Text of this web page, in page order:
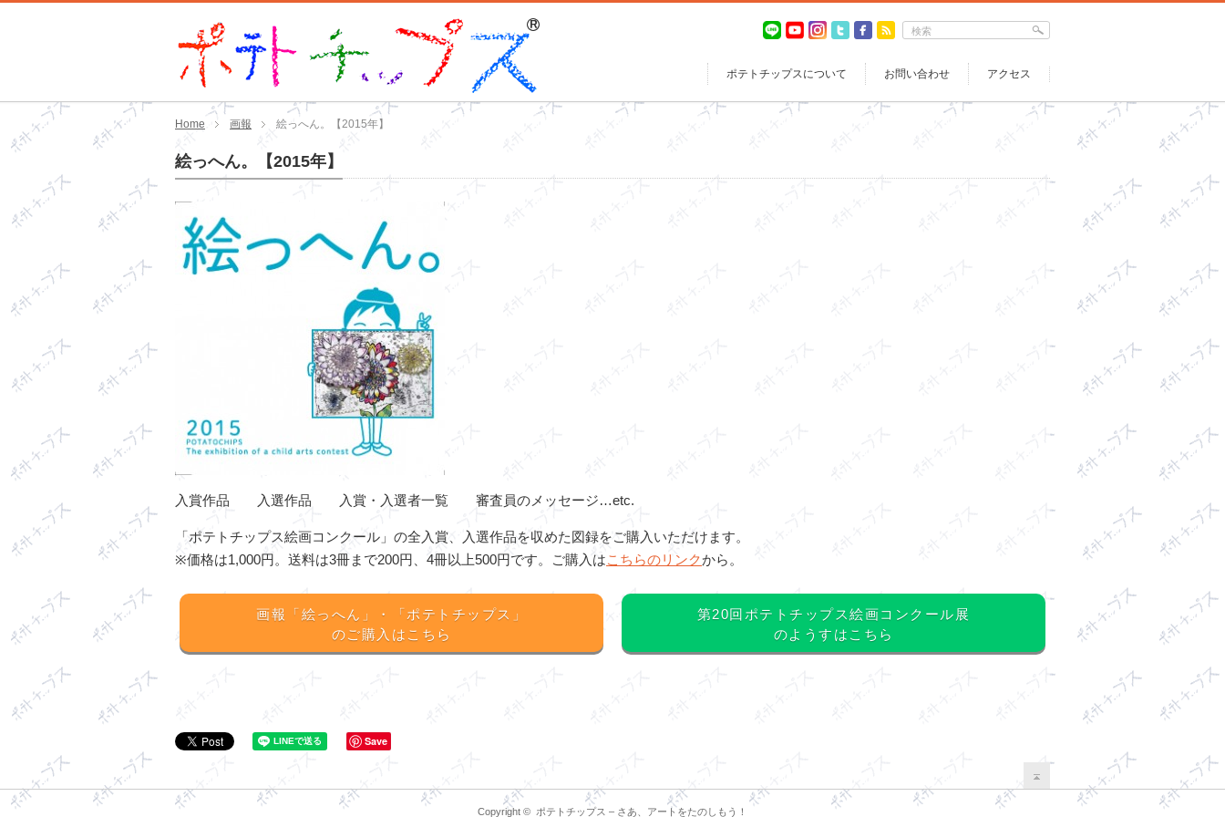
ポテトチップスについて お問い合わせ アクセス
Home 画報 絵っへん。【2015年】
絵っへん。【2015年】
入賞作品 入選作品 入賞・入選者一覧 審査員のメッセージ…etc.
「ポテトチップス絵画コンクール」の全入賞、入選作品を収めた図録をご購入いただけます。
※価格は1,000円。送料は3冊まで200円、4冊以上500円です。ご購入はこちらのリンクから。
画報「絵っへん」・「ポテトチップス」
のご購入はこちら
第20回ポテトチップス絵画コンクール展
のようすはこちら
Save
Copyright © ポテトチップス – さあ、アートをたのしもう！